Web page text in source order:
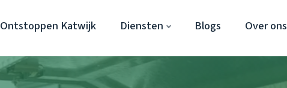
Ontstoppen Katwijk Diensten Blogs Over ons